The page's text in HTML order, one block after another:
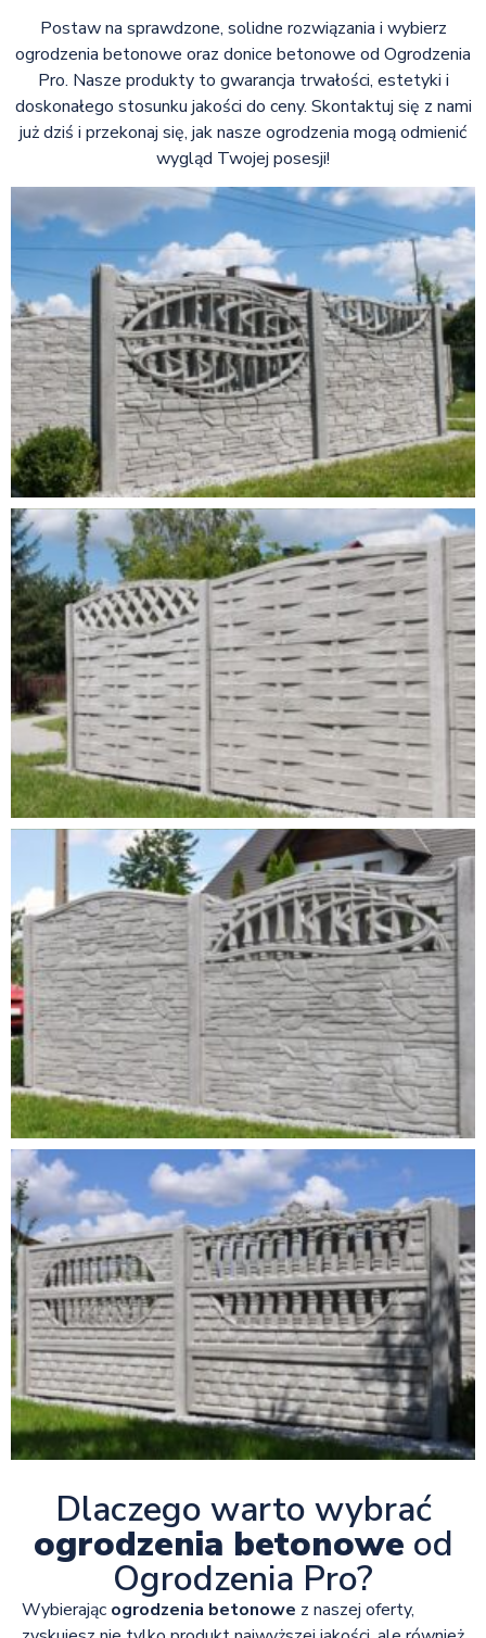
Postaw na sprawdzone, solidne rozwiązania i wybierz
ogrodzenia betonowe oraz donice betonowe od Ogrodzenia
Pro. Nasze produkty to gwarancja trwałości, estetyki i
doskonałego stosunku jakości do ceny. Skontaktuj się z nami
już dziś i przekonaj się, jak nasze ogrodzenia mogą odmienić
wygląd Twojej posesji!
Dlaczego warto wybrać
ogrodzenia betonowe od
Ogrodzenia Pro?
Wybierając ogrodzenia betonowe z naszej oferty,